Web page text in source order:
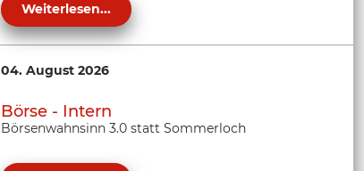
Weiterlesen...
04. August 2026
Börse - Intern
Börsenwahnsinn 3.0 statt Sommerloch